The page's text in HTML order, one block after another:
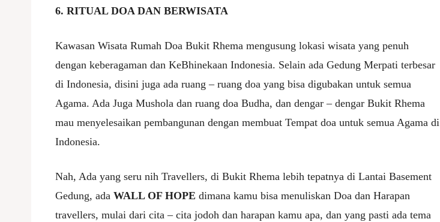
6. RITUAL DOA DAN BERWISATA
Kawasan Wisata Rumah Doa Bukit Rhema mengusung lokasi wisata yang penuh
dengan keberagaman dan KeBhinekaan Indonesia. Selain ada Gedung Merpati terbesar
di Indonesia, disini juga ada ruang – ruang doa yang bisa digubakan untuk semua
Agama. Ada Juga Mushola dan ruang doa Budha, dan dengar – dengar Bukit Rhema
mau menyelesaikan pembangunan dengan membuat Tempat doa untuk semua Agama di
Indonesia.
Nah, Ada yang seru nih Travellers, di Bukit Rhema lebih tepatnya di Lantai Basement
Gedung, ada WALL OF HOPE dimana kamu bisa menuliskan Doa dan Harapan
travellers, mulai dari cita – cita jodoh dan harapan kamu apa, dan yang pasti ada tema